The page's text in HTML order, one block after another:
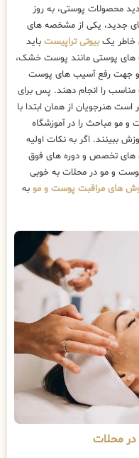
محصولات پوستی، به روز
جدید، یکی از مشخصه های
خاطر یکبیوتی تراپیست باید
های پوستی مانند پوست خشک،
جهت رفع آسیب های پوست
را انجام دهند. پس برای
هنرجویان از همان ابتدا با
مو مباحث را در آموزشگاه
ببینند. اگر به نکات اولیه
های تخصص و دوره های فوق
و مو در محلات به خوبی
های مراقبت پوست و مو به
در محلات